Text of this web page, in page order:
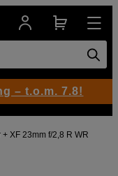
XF 23mm f/2,8 R WR
– t.o.m. 7.8!